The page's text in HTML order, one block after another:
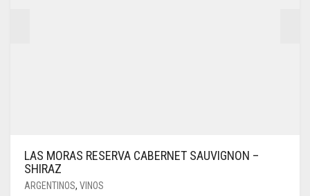
LAS MORAS RESERVA CABERNET SAUVIGNON –
SHIRAZ
ARGENTINOS, VINOS